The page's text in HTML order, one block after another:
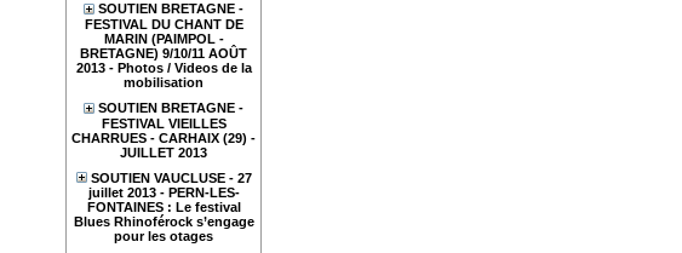
SOUTIEN BRETAGNE -
FESTIVAL DU CHANT DE
MARIN (PAIMPOL -
BRETAGNE) 9/10/11 AOÛT
2013 - Photos / Videos de la
mobilisation
SOUTIEN BRETAGNE -
FESTIVAL VIEILLES
CHARRUES - CARHAIX (29) -
JUILLET 2013
SOUTIEN VAUCLUSE - 27
juillet 2013 - PERN-LES-
FONTAINES : Le festival
Blues Rhinoférock s’engage
pour les otages